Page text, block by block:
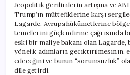
Jeopolitik gerilimlerin artışına ve
Trump’ın müttefiklerine karşı
Lagarde, Avrupa hükümetlerine
temellerini güçlendirme çağrısında
eski bir maliye bakanı olan Lagarde,
yönelik adımların geciktirilmesinin,
edeceğini ve bunun “sorumsuzluk”
dile getirdi.